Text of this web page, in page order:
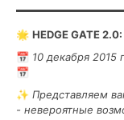
Igor
Kalinin
0
🌟 HEDGE GATE
📅 10 декабря
📅
✨ Представляем
- невероятные